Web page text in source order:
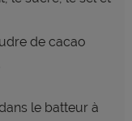
de cacao
le batteur à